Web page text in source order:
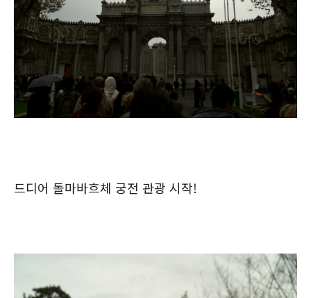
드디어 돌마바흐체 궁전 관광 시작!